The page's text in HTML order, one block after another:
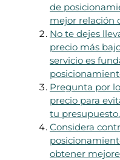
de
mejor relación
No te dejes
precio más
servicio es
Pregunta por
precio para
tu presupuesto.
Considera
obtener